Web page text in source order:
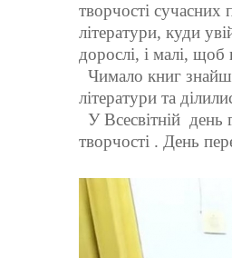
творчості сучасних
літератури, куди
дорослі, і малі,
Чимало книг
літератури та
У Всесвітній день
творчості . День